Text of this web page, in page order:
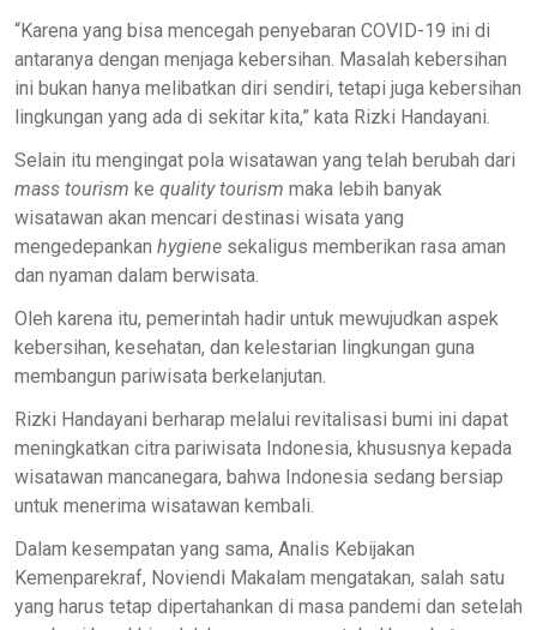
“Karena yang bisa mencegah penyebaran COVID-19 ini di
antaranya dengan menjaga kebersihan. Masalah kebersihan
ini bukan hanya melibatkan diri sendiri, tetapi juga kebersihan
lingkungan yang ada di sekitar kita,” kata Rizki Handayani.
Selain itu mengingat pola wisatawan yang telah berubah dari
mass tourism ke quality tourism maka lebih banyak
wisatawan akan mencari destinasi wisata yang
mengedepankan hygiene sekaligus memberikan rasa aman
dan nyaman dalam berwisata.
Oleh karena itu, pemerintah hadir untuk mewujudkan aspek
kebersihan, kesehatan, dan kelestarian lingkungan guna
membangun pariwisata berkelanjutan.
Rizki Handayani berharap melalui revitalisasi bumi ini dapat
meningkatkan citra pariwisata Indonesia, khususnya kepada
wisatawan mancanegara, bahwa Indonesia sedang bersiap
untuk menerima wisatawan kembali.
Dalam kesempatan yang sama, Analis Kebijakan
Kemenparekraf, Noviendi Makalam mengatakan, salah satu
yang harus tetap dipertahankan di masa pandemi dan setelah